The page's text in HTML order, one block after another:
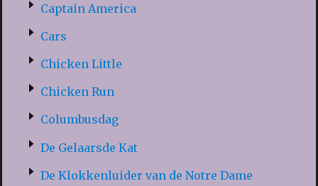
Captain America
Cars
Chicken Little
Chicken Run
Columbusdag
De Gelaarsde Kat
De Klokkenluider van de Notre Dame